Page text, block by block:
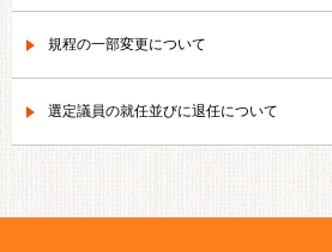
規程の一部変更について
選定議員の就任並びに退任について